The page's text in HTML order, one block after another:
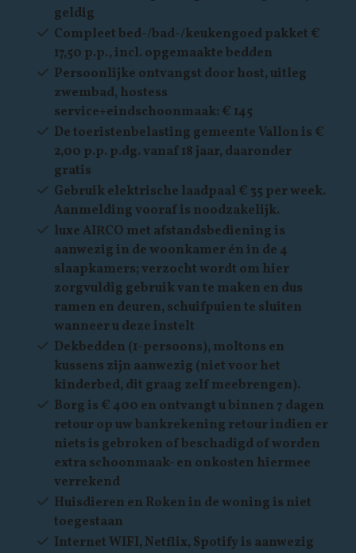
geldig
Compleet bed-/bad-/keukengoed pakket €
17,50 p.p., incl. opgemaakte bedden
Persoonlijke ontvangst door host, uitleg
zwembad, hostess
service+eindschoonmaak: € 145
De toeristenbelasting gemeente Vallon is €
2,00 p.p. p.dg. vanaf 18 jaar, daaronder
gratis
Gebruik elektrische laadpaal € 35 per week.
Aanmelding vooraf is noodzakelijk.
luxe AIRCO met afstandsbediening is
aanwezig in de woonkamer én in de 4
slaapkamers; verzocht wordt om hier
zorgvuldig gebruik van te maken en dus
ramen en deuren, schuifpuien te sluiten
wanneer u deze instelt
Dekbedden (1-persoons), moltons en
kussens zijn aanwezig (niet voor het
kinderbed, dit graag zelf meebrengen).
Borg is € 400 en ontvangt u binnen 7 dagen
retour op uw bankrekening retour indien er
niets is gebroken of beschadigd of worden
extra schoonmaak- en onkosten hiermee
verrekend
Huisdieren en Roken in de woning is niet
toegestaan
Internet WIFI, Netflix, Spotify is aanwezig